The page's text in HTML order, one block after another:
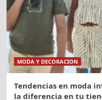
MODA Y DECORACION
Tendencias en moda
la diferencia en tu